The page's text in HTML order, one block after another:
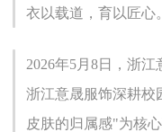
衣以载道，育以匠心。
2026年5月8日，浙江
浙江意晟服饰深耕校
皮肤的归属感"为核